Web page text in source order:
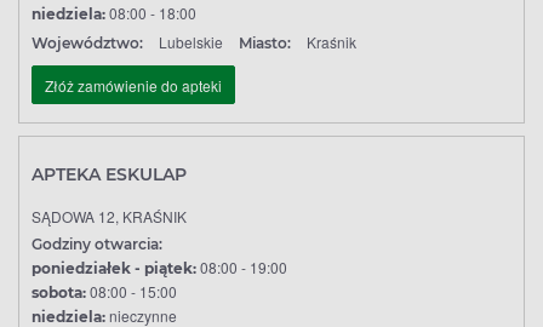
niedziela: 08:00 - 18:00
Województwo: Lubelskie Miasto: Kraśnik
Złóż zamówienie do apteki
APTEKA ESKULAP
SĄDOWA 12, KRAŚNIK
Godziny otwarcia:
poniedziałek - piątek: 08:00 - 19:00
sobota: 08:00 - 15:00
niedziela: nieczynne